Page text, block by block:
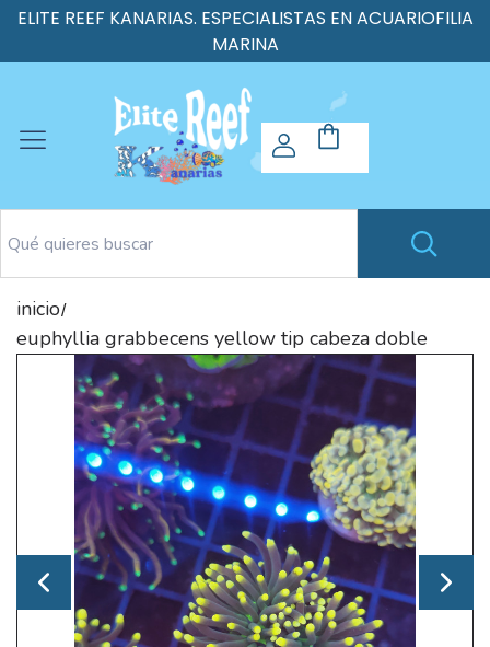
ELITE REEF KANARIAS. ESPECIALISTAS EN ACUARIOFILIA
MARINA
inicio/
euphyllia grabbecens yellow tip cabeza doble